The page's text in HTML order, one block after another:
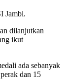
Jambi.
dilanjutkan
ikut
ada sebanyak
dan 15